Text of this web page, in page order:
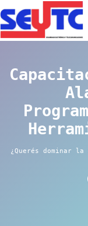
al
contenido
¿Querés dominar